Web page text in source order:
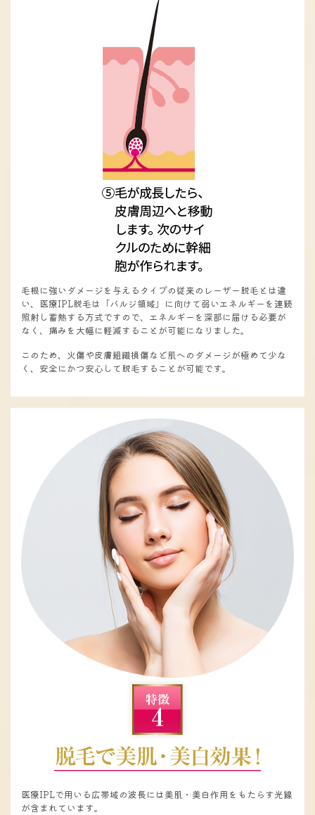
毛根に強いダメージを与えるタイプの従来のレーザー脱毛とは違
い、医療IPL脱毛は「バルジ領域」に向けて弱いエネルギーを連続
照射し蓄熱する方式ですので、エネルギーを深部に届ける必要が
なく、痛みを大幅に軽減することが可能になりました。
このため、火傷や皮膚組織損傷など肌へのダメージが極めて少な
く、安全にかつ安心して脱毛することが可能です。
医療IPLで用いる広帯域の波長には美肌・美白作用をもたらす光線
が含まれています。